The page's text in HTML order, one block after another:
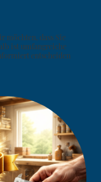
möchten, dass Sie
ist umfangreiche
entscheiden